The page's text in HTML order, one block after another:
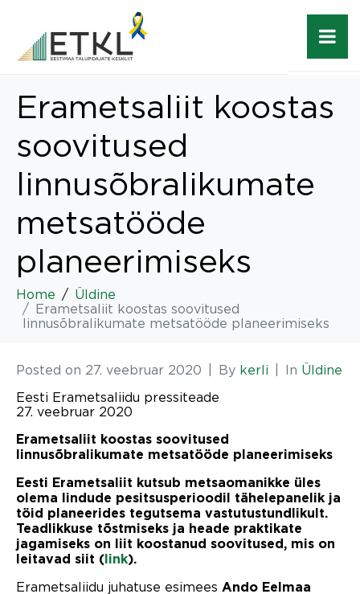
Erametsaliit koostas
soovitused
linnusõbralikumate
metsatööde
planeerimiseks
Home
Üldine
Erametsaliit koostas soovitused
linnusõbralikumate metsatööde planeerimiseks
Posted on 27. veebruar 2020 By kerli In Üldine
Eesti Erametsaliidu pressiteade
27. veebruar 2020
Erametsaliit koostas soovitused
linnusõbralikumate metsatööde planeerimiseks
Eesti Erametsaliit kutsub metsaomanikke üles
olema lindude pesitsusperioodil tähelepanelik ja
töid planeerides tegutsema vastutustundlikult.
Teadlikkuse tõstmiseks ja heade praktikate
jagamiseks on liit koostanud soovitused, mis on
leitavad siit ( link).
Erametsaliidu juhatuse esimees Ando Eelmaa